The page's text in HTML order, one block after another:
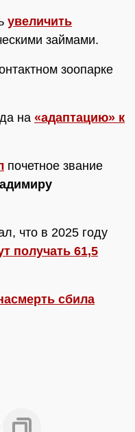
увеличить
займами.
зоопарке
на «адаптацию» к
почетное звание
что в 2025 году
получать 61,5
сбила